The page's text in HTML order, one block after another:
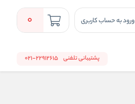
ورود به حساب کاربری 0
پشتیبانی تلفنی 22912615-021